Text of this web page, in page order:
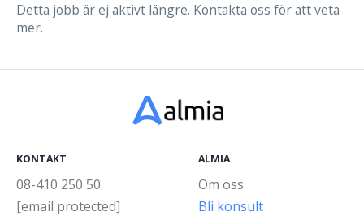
Sjuksköterska
Läkare
Detta jobb är ej aktivt längre. Kontakta oss för att veta
mer.
KONTAKT
08-410 250 50
[email protected]
ALMIA
Om oss
Bli konsult